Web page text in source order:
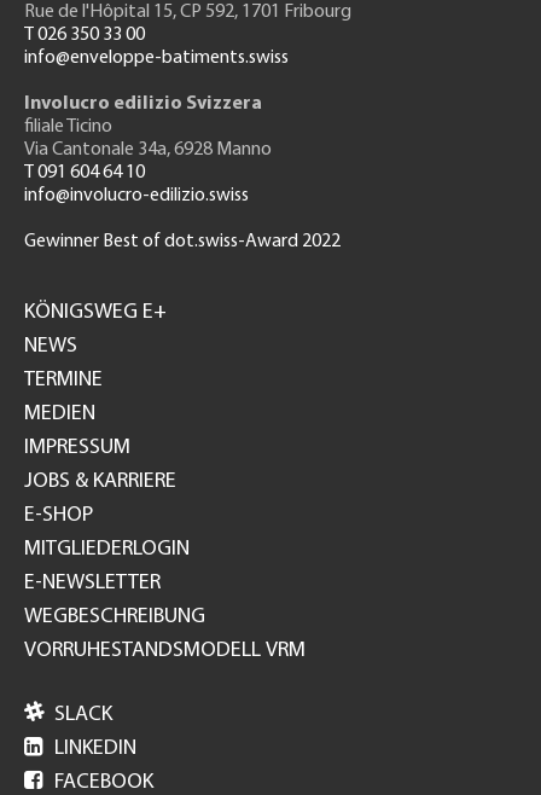
Rue de l'Hôpital 15, CP 592, 1701 Fribourg
T 026 350 33 00
info@enveloppe-batiments.swiss
Involucro edilizio Svizzera
filiale Ticino
Via Cantonale 34a, 6928 Manno
T 091 604 64 10
info@involucro-edilizio.swiss
Gewinner Best of dot.swiss-Award 2022
GH
KÖNIGSWEG E+
NEWS
TERMINE
MEDIEN
IMPRESSUM
JOBS & KARRIERE
E-SHOP
MITGLIEDERLOGIN
E-NEWSLETTER
WEGBESCHREIBUNG
VORRUHESTANDSMODELL VRM
 SLACK
 LINKEDIN
 FACEBOOK